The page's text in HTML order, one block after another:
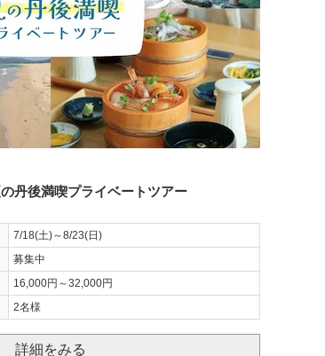
丹後満喫プライベートツアー
7/18(土)～8/23(日)
募集中
16,000円～32,000円
2名様
詳細をみる